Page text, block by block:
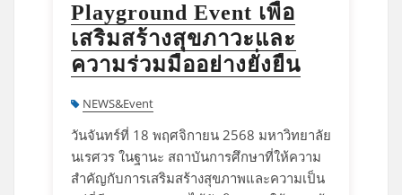
Playground Event เพื่อ
เสริมสร้างสุขภาวะและ
ความร่วมมืออย่างยั่งยืน
NEWS&Event
วันจันทร์ที่ 18 พฤศจิกายน 2568 มหาวิทยาลัย
นเรศวร ในฐานะ สถาบันการศึกษาที่ให้ความ
สำคัญกับการเสริมสร้างสุขภาพและความเป็น